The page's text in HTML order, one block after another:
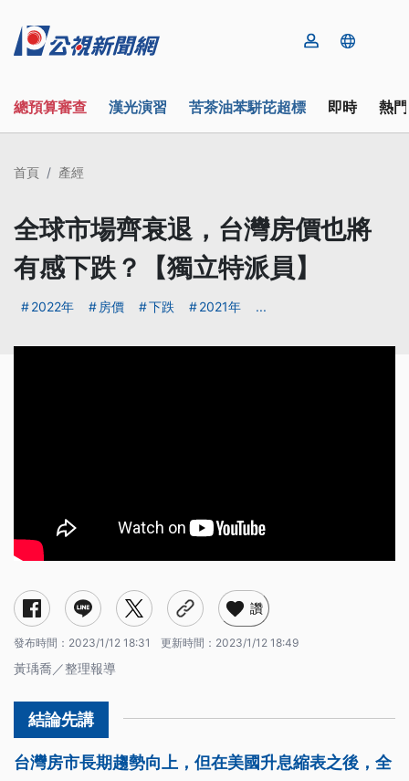
總預算審查 漢光演習 苦茶油苯駢芘超標 即時 熱
首頁 產經
全球市場齊衰退，台灣房價也將
有感下跌？【獨立特派員】
2022年 房價 下跌 2021年 ...
台灣房市漸黯淡 房價何時會明顯下跌？
房價跌幅有多少？專家：因區段、屋齡而異
年輕世代難負荷高房價 房市制度仍有改善空間
讚
發布時間： 2023/1/12 18:31 更新時間： 2023/1/12 18:49
黃瑀喬／整理報導
台灣房市長期趨勢向上，但在美國升息縮表之後，全